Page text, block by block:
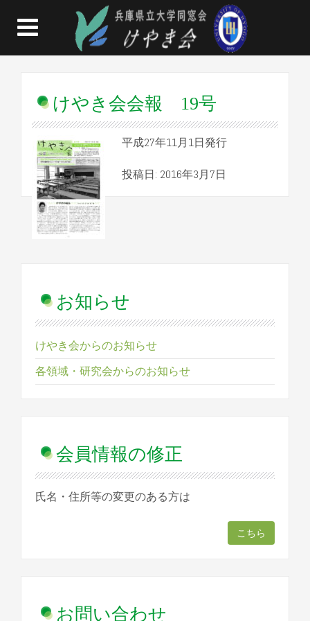
けやき会会報 19号
平成27年11月1日発行
投稿日: 2016年3月7日
お知らせ
けやき会からのお知らせ
各領域・研究会からのお知らせ
会員情報の修正
氏名・住所等の変更のある方は
こちら
お問い合わせ